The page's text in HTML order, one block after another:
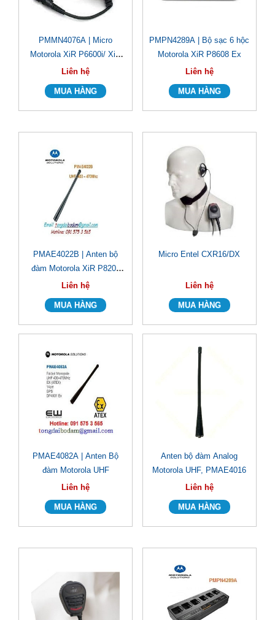
PMMN4076A | Micro
Motorola XiR P6600i/ XiR
P6620i
Liên hệ
PMPN4289A | Bộ sạc 6 hộc
Motorola XiR P8608 Ex
Liên hệ
PMAE4022B | Anten bộ
đàm Motorola XiR P8200
UHF
Liên hệ
Micro Entel CXR16/DX
Liên hệ
PMAE4082A | Anten Bộ
đàm Motorola UHF
Liên hệ
Anten bộ đàm Analog
Motorola UHF, PMAE4016
Liên hệ